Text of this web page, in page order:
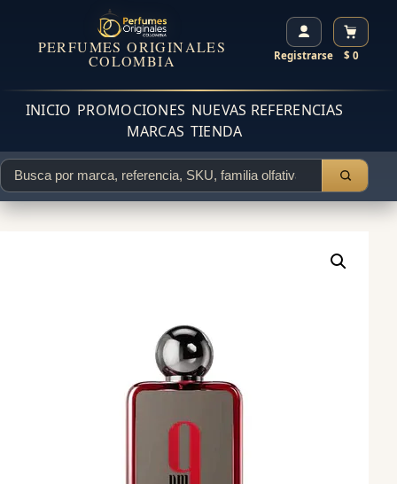
PERFUMES ORIGINALES
COLOMBIA Registrarse $ 0
INICIO PROMOCIONES NUEVAS REFERENCIAS
MARCAS TIENDA